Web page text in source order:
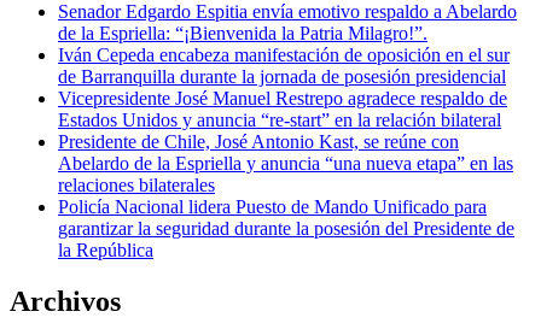
Senador Edgardo Espitia envía emotivo respaldo a Abelardo
de la Espriella: “¡Bienvenida la Patria Milagro!”.
Iván Cepeda encabeza manifestación de oposición en el sur
de Barranquilla durante la jornada de posesión presidencial
Vicepresidente José Manuel Restrepo agradece respaldo de
Estados Unidos y anuncia “re-start” en la relación bilateral
Presidente de Chile, José Antonio Kast, se reúne con
Abelardo de la Espriella y anuncia “una nueva etapa” en las
relaciones bilaterales
Policía Nacional lidera Puesto de Mando Unificado para
garantizar la seguridad durante la posesión del Presidente de
la República
Archivos